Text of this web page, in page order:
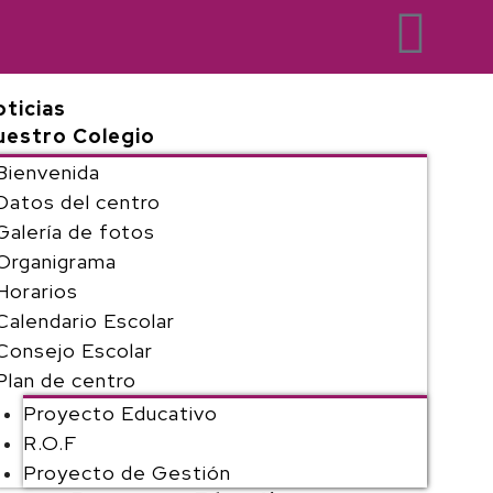
Colegio
del centro
de fotos
Escolar
Escolar
de centro
Proyecto Educativo
R.O.F
Proyecto de Gestión